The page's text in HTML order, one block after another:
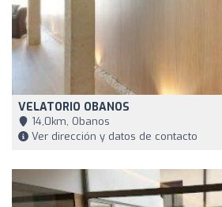
VELATORIO OBANOS
14,0km, Obanos
Ver dirección y datos de contacto